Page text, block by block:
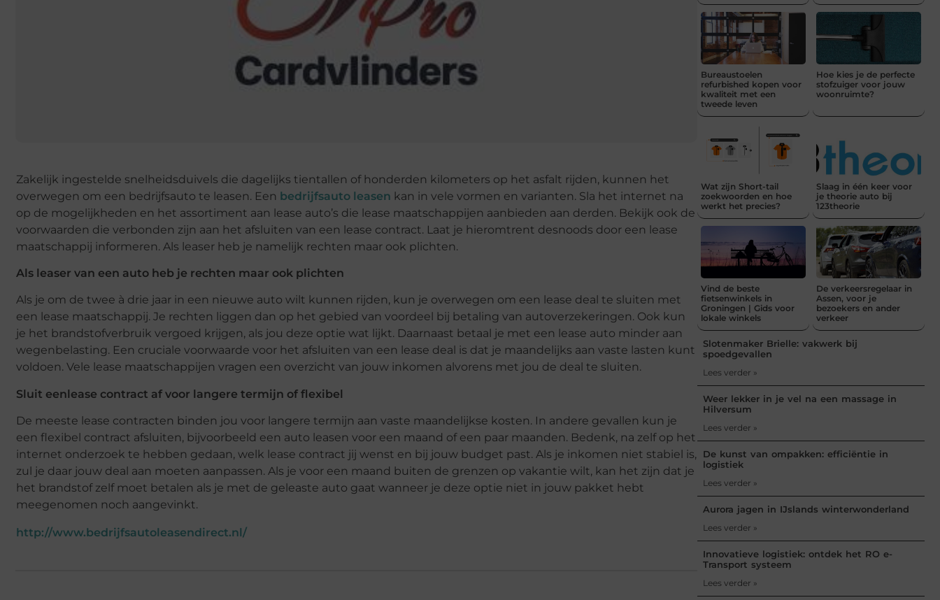
Zakelijk ingestelde snelheidsduivels die dagelijks tientallen of honderden kilometers op het asfalt rijden, kunnen het
overwegen om een bedrijfsauto te leasen. Een bedrijfsauto leasen kan in vele vormen en varianten. Sla het internet na
op de mogelijkheden en het assortiment aan lease auto’s die lease maatschappijen aanbieden aan derden. Bekijk ook de
voorwaarden die verbonden zijn aan het afsluiten van een lease contract. Laat je hieromtrent desnoods door een lease
maatschappij informeren. Als leaser heb je namelijk rechten maar ook plichten.
Als leaser van een auto heb je rechten maar ook plichten
Als je om de twee à drie jaar in een nieuwe auto wilt kunnen rijden, kun je overwegen om een lease deal te sluiten met
een lease maatschappij. Je rechten liggen dan op het gebied van voordeel bij betaling van autoverzekeringen. Ook kun
je het brandstofverbruik vergoed krijgen, als jou deze optie wat lijkt. Daarnaast betaal je met een lease auto minder aan
wegenbelasting. Een cruciale voorwaarde voor het afsluiten van een lease deal is dat je maandelijks aan vaste lasten kunt
voldoen. Vele lease maatschappijen vragen een overzicht van jouw inkomen alvorens met jou de deal te sluiten.
Sluit eenlease contract af voor langere termijn of flexibel
De meeste lease contracten binden jou voor langere termijn aan vaste maandelijkse kosten. In andere gevallen kun je
een flexibel contract afsluiten, bijvoorbeeld een auto leasen voor een maand of een paar maanden. Bedenk, na zelf op het
internet onderzoek te hebben gedaan, welk lease contract jij wenst en bij jouw budget past. Als je inkomen niet stabiel is,
zul je daar jouw deal aan moeten aanpassen. Als je voor een maand buiten de grenzen op vakantie wilt, kan het zijn dat je
het brandstof zelf moet betalen als je met de geleaste auto gaat wanneer je deze optie niet in jouw pakket hebt
meegenomen noch aangevinkt.
http://www.bedrijfsautoleasendirect.nl/
Bureaustoelen
refurbished kopen voor
kwaliteit met een
tweede leven
Hoe kies je de perfecte
stofzuiger voor jouw
woonruimte?
Wat zijn Short-tail
zoekwoorden en hoe
werkt het precies?
Slaag in één keer voor
je theorie auto bij
123theorie
Vind de beste
fietsenwinkels in
Groningen | Gids voor
lokale winkels
De verkeersregelaar in
Assen, voor je
bezoekers en ander
verkeer
Slotenmaker Brielle: vakwerk bij
spoedgevallen
Lees verder »
Weer lekker in je vel na een massage in
Hilversum
Lees verder »
De kunst van ompakken: efficiëntie in
logistiek
Lees verder »
Aurora jagen in IJslands winterwonderland
Lees verder »
Innovatieve logistiek: ontdek het RO e-
Transport systeem
Lees verder »